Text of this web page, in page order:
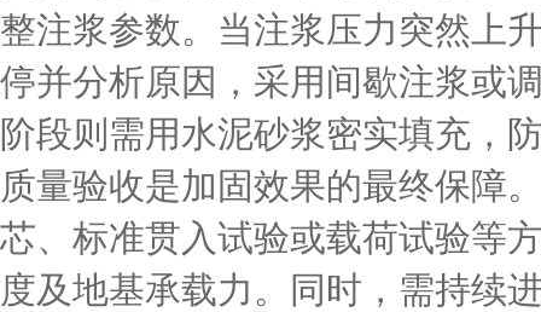
整注浆参数。当注浆压力突然上
停并分析原因，采用间歇注浆或
阶段则需用水泥砂浆密实填充，
质量验收是加固效果的最终保障
芯、标准贯入试验或载荷试验等
度及地基承载力。同时，需持续